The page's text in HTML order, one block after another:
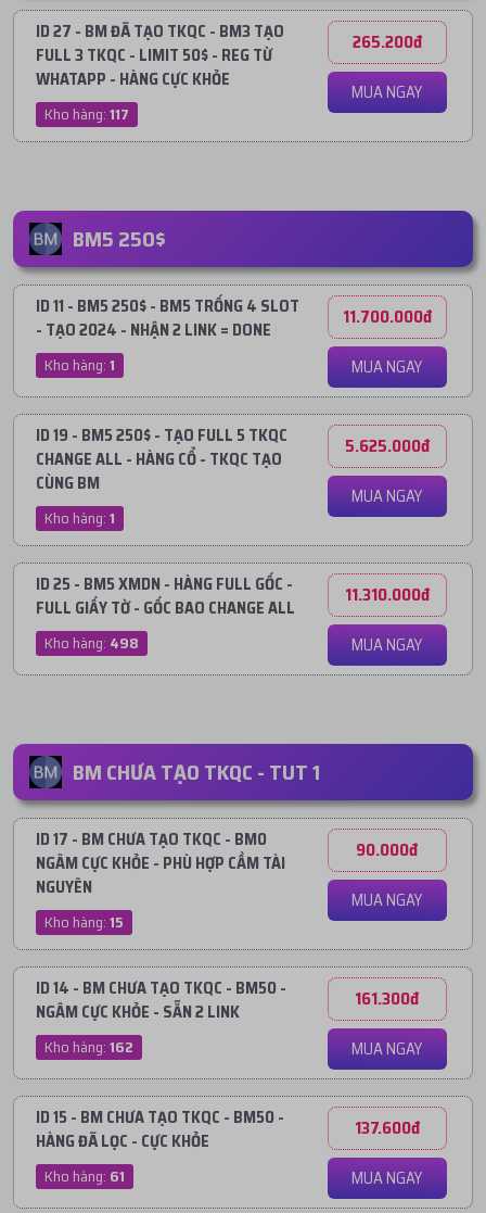
ID 27 - BM ĐÃ TẠO TKQC - BM3 TẠO
FULL 3 TKQC - LIMIT 50$ - REG TỪ
WHATAPP - HÀNG CỰC KHỎE
Kho hàng:117
265.200đ
MUA NGAY
BM5 250$
ID 11 - BM5 250$ - BM5 TRỐNG 4 SLOT
- TẠO 2024 - NHẬN 2 LINK = DONE
Kho hàng:1
11.700.000đ
MUA NGAY
ID 19 - BM5 250$ - TẠO FULL 5 TKQC
CHANGE ALL - HÀNG CỔ - TKQC TẠO
CÙNG BM
Kho hàng:1
5.625.000đ
MUA NGAY
ID 25 - BM5 XMDN - HÀNG FULL GỐC -
FULL GIẤY TỜ - GỐC BAO CHANGE ALL
Kho hàng: 498
11.310.000đ
MUA NGAY
BM CHƯA TẠO TKQC - TUT 1
ID 17 - BM CHƯA TẠO TKQC - BM0
NGÂM CỰC KHỎE - PHÙ HỢP CẦM TÀI
NGUYÊN
Kho hàng:15
90.000đ
MUA NGAY
ID 14 - BM CHƯA TẠO TKQC - BM50 -
NGÂM CỰC KHỎE - SẴN 2 LINK
Kho hàng:162
161.300đ
MUA NGAY
ID 15 - BM CHƯA TẠO TKQC - BM50 -
HÀNG ĐÃ LỌC - CỰC KHỎE
Kho hàng: 61
137.600đ
MUA NGAY